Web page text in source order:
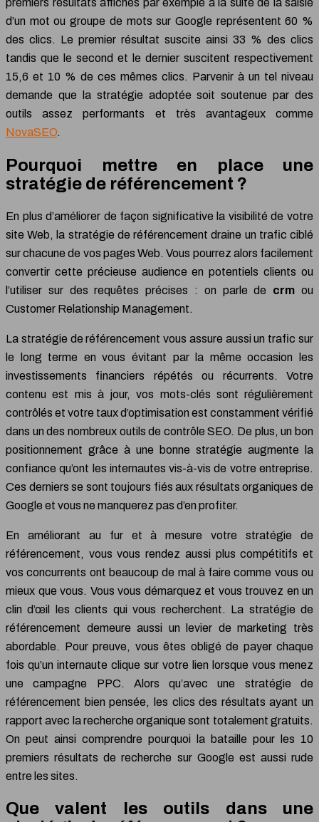
d’un mot ou groupe de mots sur Google représentent 60 %
des clics. Le premier résultat suscite ainsi 33 % des clics
tandis que le second et le dernier suscitent respectivement
15,6 et 10 % de ces mêmes clics. Parvenir à un tel niveau
demande que la stratégie adoptée soit soutenue par des
outils assez performants et très avantageux comme
NovaSEO.
Pourquoi mettre en place une
stratégie de référencement ?
En plus d’améliorer de façon significative la visibilité de votre
site Web, la stratégie de référencement draine un trafic ciblé
sur chacune de vos pages Web. Vous pourrez alors facilement
convertir cette précieuse audience en potentiels clients ou
l’utiliser sur des requêtes précises : on parle de crm ou
Customer Relationship Management.
La stratégie de référencement vous assure aussi un trafic sur
le long terme en vous évitant par la même occasion les
investissements financiers répétés ou récurrents. Votre
contenu est mis à jour, vos mots-clés sont régulièrement
contrôlés et votre taux d’optimisation est constamment vérifié
dans un des nombreux outils de contrôle SEO. De plus, un bon
positionnement grâce à une bonne stratégie augmente la
confiance qu’ont les internautes vis-à-vis de votre entreprise.
Ces derniers se sont toujours fiés aux résultats organiques de
Google et vous ne manquerez pas d’en profiter.
En améliorant au fur et à mesure votre stratégie de
référencement, vous vous rendez aussi plus compétitifs et
vos concurrents ont beaucoup de mal à faire comme vous ou
mieux que vous. Vous vous démarquez et vous trouvez en un
clin d’œil les clients qui vous recherchent. La stratégie de
référencement demeure aussi un levier de marketing très
abordable. Pour preuve, vous êtes obligé de payer chaque
fois qu’un internaute clique sur votre lien lorsque vous menez
une campagne PPC. Alors qu’avec une stratégie de
référencement bien pensée, les clics des résultats ayant un
rapport avec la recherche organique sont totalement gratuits.
On peut ainsi comprendre pourquoi la bataille pour les 10
premiers résultats de recherche sur Google est aussi rude
entre les sites.
Que valent les outils dans une